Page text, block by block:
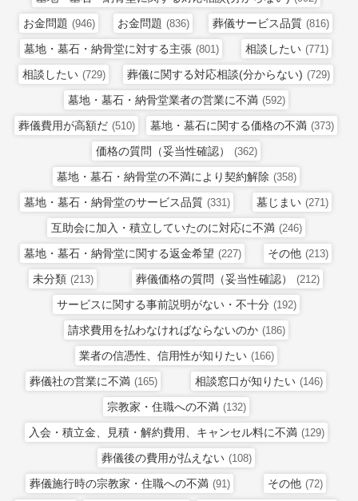
お金問題 (946) お金問題 (836) 葬儀サービス品質 (816)
墓地・墓石・納骨堂に対する主張 (801) 相談したい (771)
相談したい (729) 葬儀に関する対応相談(分からない) (729)
墓地・墓石・納骨堂業者の営業に不満 (592)
葬儀費用が高額だ (510) 墓地・墓石に関する価格の不満 (373)
価格の質問（妥当性確認） (362)
墓地・墓石・納骨堂の不満により契約解除 (358)
墓地・墓石・納骨堂のサービス品質 (331) 墓じまい (271)
互助会に加入・積立していたのに対応に不満 (246)
墓地・墓石・納骨堂に関する返金希望 (227) その他 (213)
未分類 (213) 葬儀価格の質問（妥当性確認） (212)
サービスに関する事前説明がない・不十分 (192)
請求費用を払わなければならないのか (186)
業者の信憑性、信用性が知りたい (166)
葬儀社の営業に不満 (165) 相談窓口が知りたい (146)
宗教家・住職への不満 (132)
入会・積立金、見積・解約費用、キャンセル料に不満 (129)
葬儀後の費用が払えない (108)
葬儀施行時の宗教家・住職への不満 (91) その他 (72)